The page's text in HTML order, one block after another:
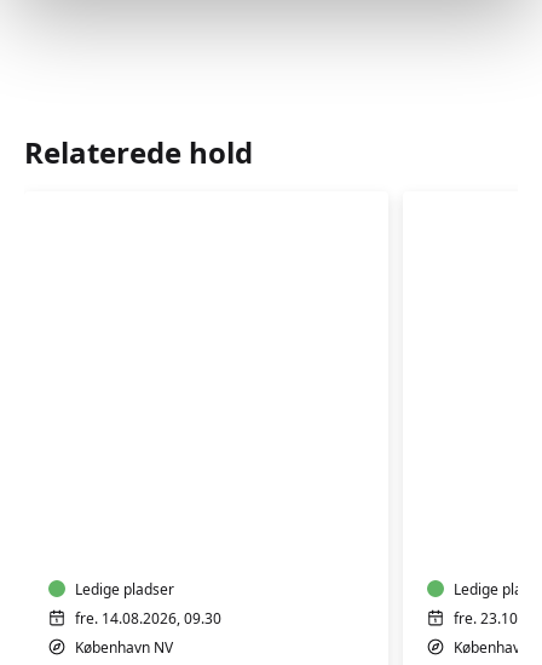
Relaterede hold
2-
4
år
Ledige pladser
fre. 14.08.2026, 09.30
København NV
2-
4
år
Ledige
fre.
København